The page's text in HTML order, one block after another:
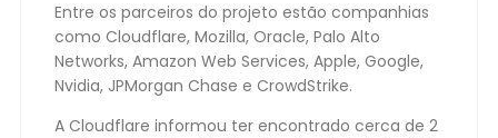
Entre os parceiros do projeto estão companhias
como Cloudflare, Mozilla, Oracle, Palo Alto
Networks, Amazon Web Services, Apple, Google,
Nvidia, JPMorgan Chase e CrowdStrike.
A Cloudflare informou ter encontrado cerca de 2